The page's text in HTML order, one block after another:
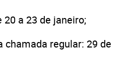
20 a 23 de janeiro;
chamada regular: 29 de